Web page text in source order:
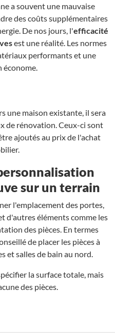
a souvent une mauvaise
des coûts supplémentaires
De nos jours, l'efficacité
est une réalité. Les normes
performants et une
une maison existante, il sera
de rénovation. Ceux-ci sont
ajoutés au prix de l'achat
sur un terrain
l'emplacement des portes,
d'autres éléments comme les
des pièces. En termes
de placer les pièces à
et salles de bain au nord.
la surface totale, mais
des pièces.